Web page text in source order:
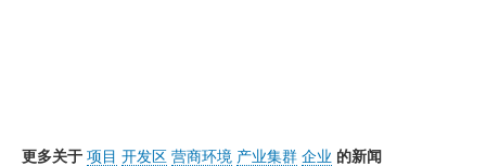
更多关于 项目 开发区 营商环境 产业集群 企业 的新闻